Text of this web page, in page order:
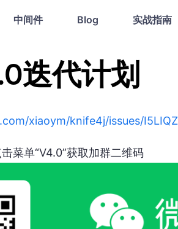
中间件 Blog 实战指南
迭代计划
xiaoym/knife4j/issues/I5LIQZ
菜单“V4.0”获取加群二维码